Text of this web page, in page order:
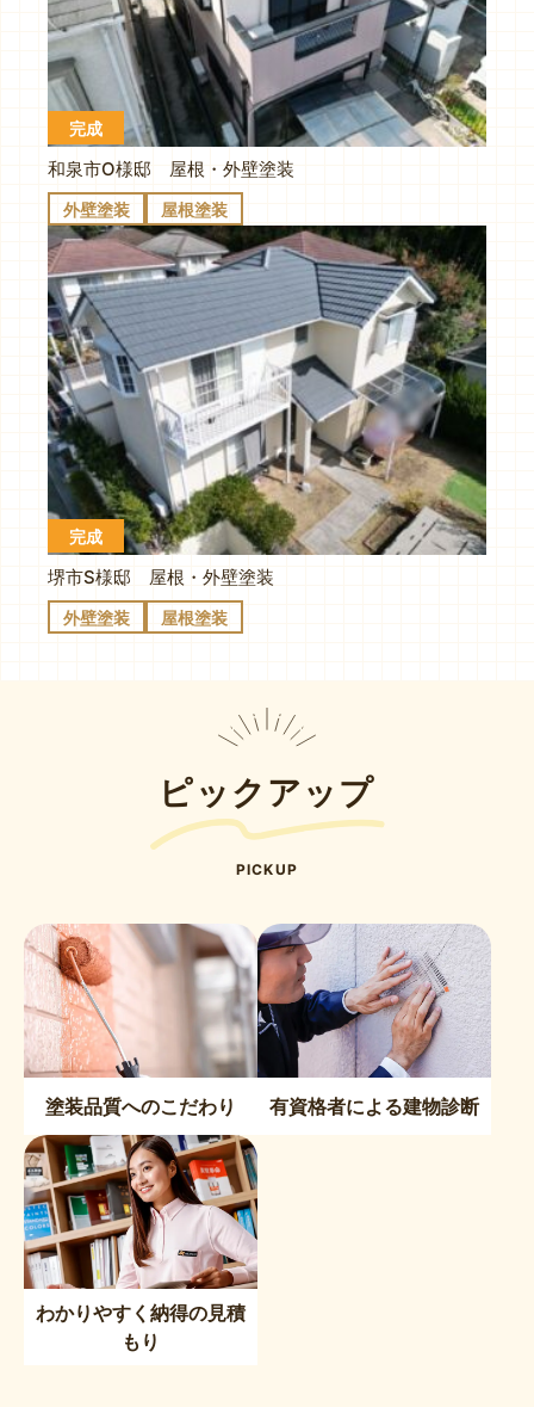
完成
和泉市O様邸 屋根・外壁塗装
外壁塗装 屋根塗装
完成
堺市S様邸 屋根・外壁塗装
外壁塗装 屋根塗装
ピックアップ
PICKUP
塗装品質へのこだわり 有資格者による建物診断
わかりやすく納得の見積
もり